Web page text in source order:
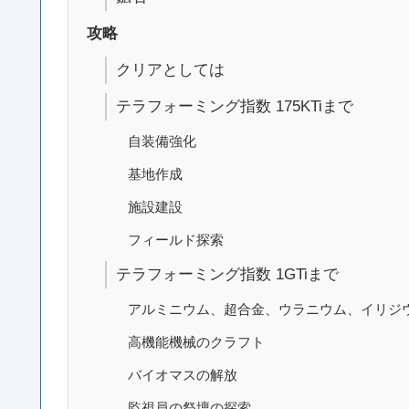
攻略
クリアとしては
テラフォーミング指数 175KTiまで
自装備強化
基地作成
施設建設
フィールド探索
テラフォーミング指数 1GTiまで
アルミニウム、超合金、ウラニウム、イリジ
高機能機械のクラフト
バイオマスの解放